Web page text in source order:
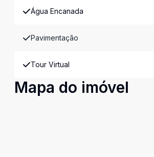
Água Encanada
Pavimentação
Tour Virtual
Mapa do imóvel